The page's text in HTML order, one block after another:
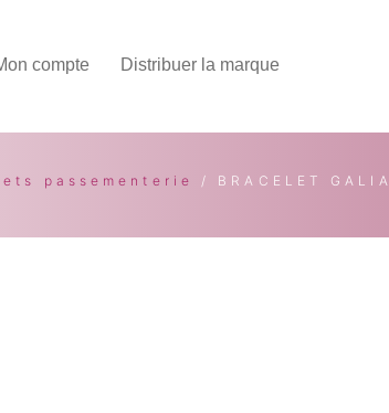
compte Distribuer la marque
passementerie / BRACELET GALIA